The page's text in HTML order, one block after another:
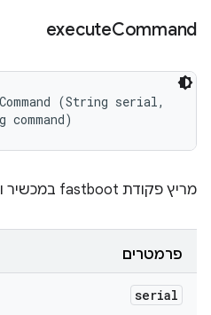
executeCommand
(String serial,
command)
מריץ פקודת fastboot במכשיר ומחזיר את הפלט.
פרמטרים
serial